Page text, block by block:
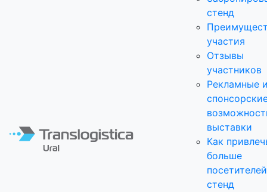
стенд
участия
Отзывы
участников
Рекламные
выставки
Как
больше
стенд